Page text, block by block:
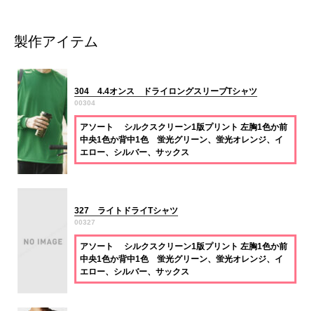
製作アイテム
304 4.4オンス ドライロングスリーブTシャツ
00304
アソート シルクスクリーン1版プリント 左胸1色か前
中央1色か背中1色 蛍光グリーン、蛍光オレンジ、イ
エロー、シルバー、サックス
327 ライトドライTシャツ
00327
アソート シルクスクリーン1版プリント 左胸1色か前
中央1色か背中1色 蛍光グリーン、蛍光オレンジ、イ
エロー、シルバー、サックス